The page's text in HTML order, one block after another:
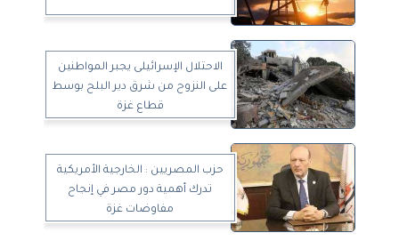
الاحتلال الإسرائيلى يجبر المواطنين
على النزوح من شرق دير البلح بوسط
قطاع غزة
حزب المصريين : الخارجية الأمريكية
تدرك أهمية دور مصر في إنجاح
مفاوضات غزة